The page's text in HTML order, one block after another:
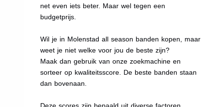
net even iets beter. Maar wel tegen een
budgetprijs.
Wil je in Molenstad all season banden kopen, maar
weet je niet welke voor jou de beste zijn?
Maak dan gebruik van onze zoekmachine en
sorteer op kwaliteitsscore. De beste banden staan
dan bovenaan.